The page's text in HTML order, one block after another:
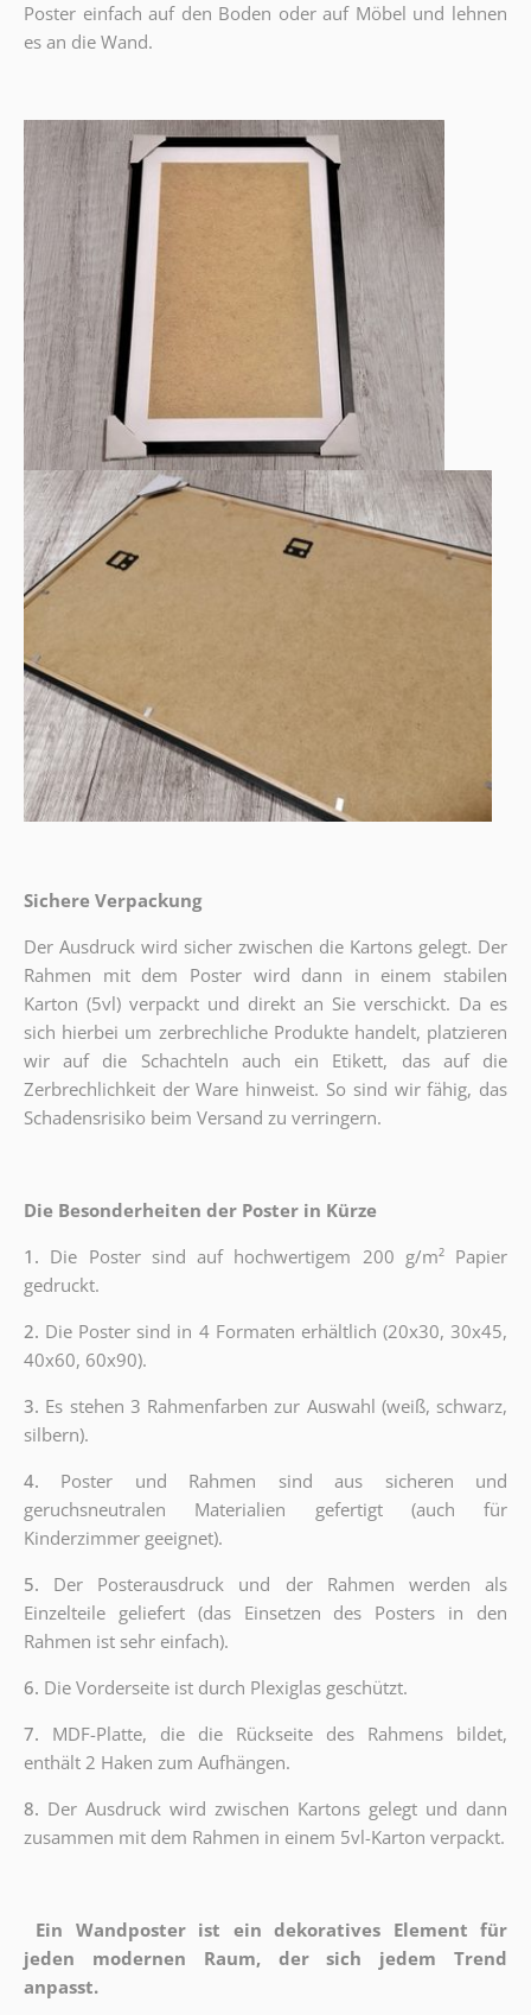
Poster einfach auf den Boden oder auf Möbel und lehnen
es an die Wand.
Sichere Verpackung
Der Ausdruck wird sicher zwischen die Kartons gelegt. Der
Rahmen mit dem Poster wird dann in einem stabilen
Karton (5vl) verpackt und direkt an Sie verschickt. Da es
sich hierbei um zerbrechliche Produkte handelt, platzieren
wir auf die Schachteln auch ein Etikett, das auf die
Zerbrechlichkeit der Ware hinweist. So sind wir fähig, das
Schadensrisiko beim Versand zu verringern.
Die Besonderheiten der Poster in Kürze
1. Die Poster sind auf hochwertigem 200 g/m² Papier
gedruckt.
2. Die Poster sind in 4 Formaten erhältlich (20x30, 30x45,
40x60, 60x90).
3. Es stehen 3 Rahmenfarben zur Auswahl (weiß, schwarz,
silbern).
4. Poster und Rahmen sind aus sicheren und
geruchsneutralen Materialien gefertigt (auch für
Kinderzimmer geeignet).
5. Der Posterausdruck und der Rahmen werden als
Einzelteile geliefert (das Einsetzen des Posters in den
Rahmen ist sehr einfach).
6. Die Vorderseite ist durch Plexiglas geschützt.
7. MDF-Platte, die die Rückseite des Rahmens bildet,
enthält 2 Haken zum Aufhängen.
8. Der Ausdruck wird zwischen Kartons gelegt und dann
zusammen mit dem Rahmen in einem 5vl-Karton verpackt.
Ein Wandposter ist ein dekoratives Element für
jeden modernen Raum, der sich jedem Trend
anpasst.